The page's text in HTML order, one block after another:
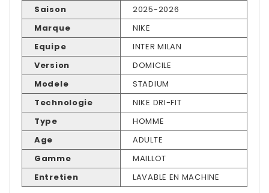
Saison
2025-2026
Marque
NIKE
Equipe
INTER MILAN
Version
DOMICILE
Modele
STADIUM
Technologie
NIKE DRI-FIT
Type
HOMME
Age
ADULTE
Gamme
MAILLOT
Entretien
LAVABLE EN MACHINE